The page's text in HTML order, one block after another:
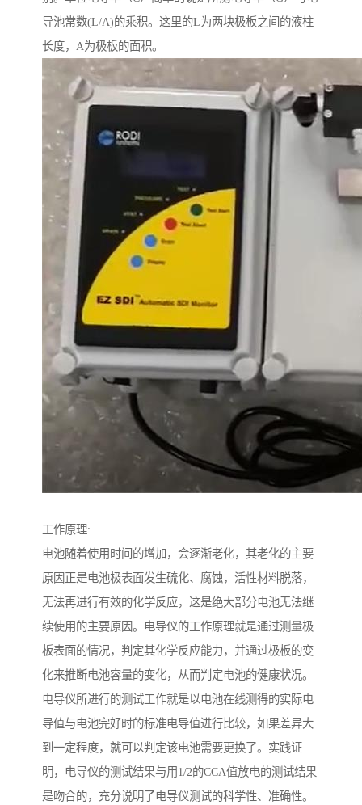
导池常数(L/A)的乘积。这里的L为两块极板之间的液柱
长度，A为极板的面积。
工作原理:
电池随着使用时间的增加，会逐渐老化，其老化的主要
原因正是电池极表面发生硫化、腐蚀，活性材料脱落，
无法再进行有效的化学反应，这是绝大部分电池无法继
续使用的主要原因。电导仪的工作原理就是通过测量极
板表面的情况，判定其化学反应能力，并通过极板的变
化来推断电池容量的变化，从而判定电池的健康状况。
电导仪所进行的测试工作就是以电池在线测得的实际电
导值与电池完好时的标准电导值进行比较，如果差异大
到一定程度，就可以判定该电池需要更换了。实践证
明，电导仪的测试结果与用1/2的CCA值放电的测试结果
是吻合的，充分说明了电导仪测试的科学性、准确性。